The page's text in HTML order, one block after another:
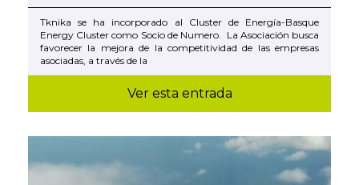
Tknika se ha incorporado al Cluster de Energía-Basque
Energy Cluster como Socio de Numero. La Asociación busca
favorecer la mejora de la competitividad de las empresas
asociadas, a través de la
Ver esta entrada